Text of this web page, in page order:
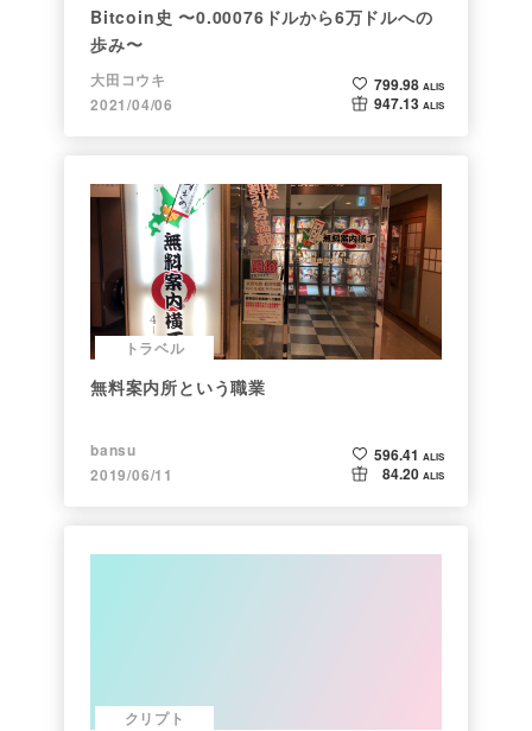
Bitcoin史 〜0.00076ドルから6万ドルへの
歩み〜
大田コウキ
2021/04/06
799.98 ALIS
947.13 ALIS
トラベル
無料案内所という職業
bansu
2019/06/11
596.41 ALIS
84.20 ALIS
クリプト